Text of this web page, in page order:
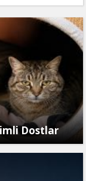
Dostlar